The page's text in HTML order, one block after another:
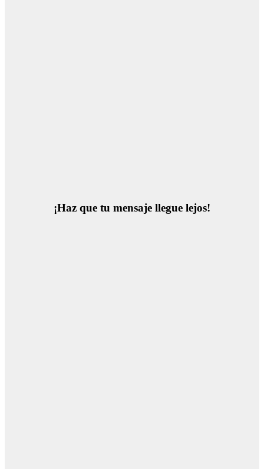
¡Haz que tu mensaje llegue lejos!